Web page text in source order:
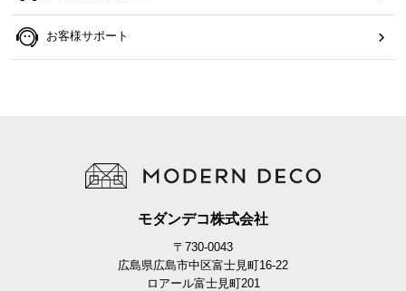
お客様サポート
モダンデコ株式会社
〒730-0043
広島県広島市中区富士見町16-22
ロアール富士見町201